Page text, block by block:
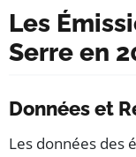
Les
Serre en
Données et
Les données des